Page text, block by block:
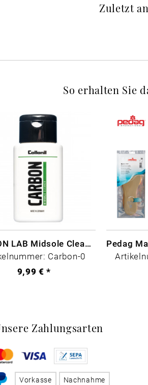
Zuletzt
So erhalten Sie
CARBON LAB Midsole Cleaner
Carbon-0
9,99 € *
Zahlungsarten
Vorkasse Nachnahme